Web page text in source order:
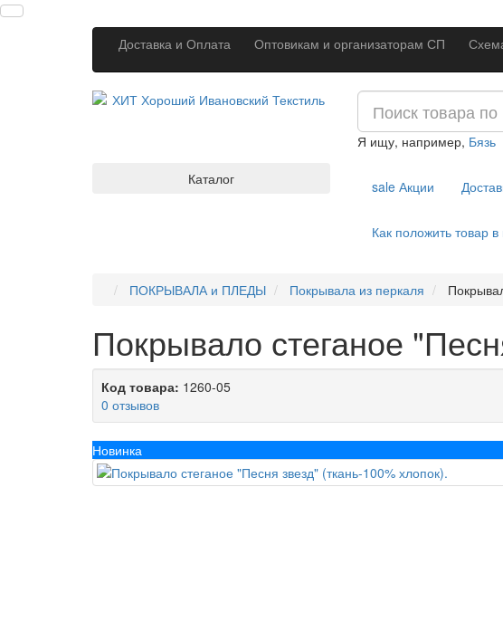
Доставка и Оплата Оптовикам и организаторам СП
Я ищу, например, Бязь
saleАкции
Как положить товар в
Каталог
ПОКРЫВАЛА и ПЛЕДЫ Покрывала из перкаля
Покрывало стеганое
Код товара: 1260-05
0 отзывов
Новинка